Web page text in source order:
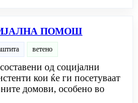
ПОМОШ
ветено
од социјални
кои ќе ги посетуваат
домови, особено во